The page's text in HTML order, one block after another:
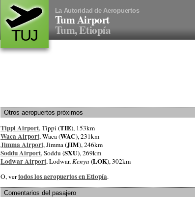
TUJ
La Autoridad de Aeropuertos
Tum Airport
Tum, Etiopía
Otros aeropuertos próximos
Tippi Airport, Tippi (TIE), 153km
Waca Airport, Waca (WAC), 231km
Jimma Airport, Jimma (JIM), 246km
Soddu Airport, Soddu (SXU), 269km
Lodwar Airport, Lodwar,Kenya (LOK), 302km
O, vertodos los aeropuertos en Etiopía.
Comentarios del pasajero